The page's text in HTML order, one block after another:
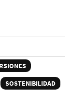
SOSTENIBILIDAD